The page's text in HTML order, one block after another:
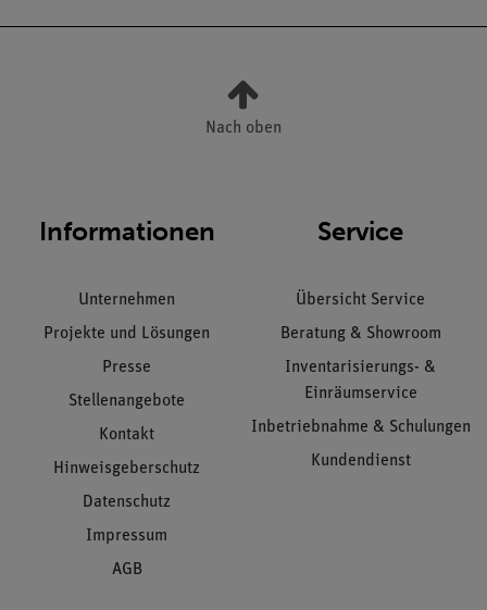
Nach oben
Informationen
Unternehmen
Projekte und Lösungen
Presse
Stellenangebote
Kontakt
Hinweisgeberschutz
Datenschutz
Impressum
AGB
Service
Übersicht Service
Beratung & Showroom
Inventarisierungs- &
Einräumservice
Inbetriebnahme & Schulungen
Kundendienst